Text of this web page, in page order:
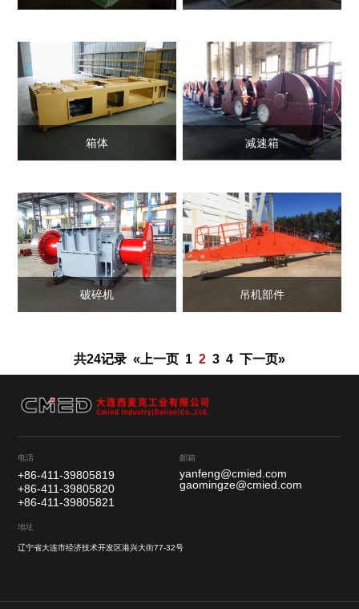
箱体 减速箱
破碎机 吊机部件
共24记录 «上一页 1 2 3 4 下一页»
电话
+86-411-39805819
+86-411-39805820
+86-411-39805821
邮箱
yanfeng@cmied.com
gaomingze@cmied.com
地址
辽宁省大连市经济技术开发区港兴大街77-32号